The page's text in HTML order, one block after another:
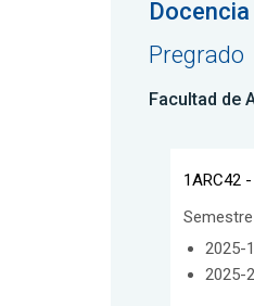
Pregrado
Facultad de
1ARC42
2025-1
2025-2